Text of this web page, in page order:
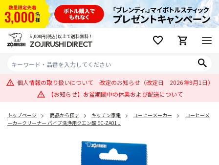
5,000円(税込)以上で送料無料！
ZOJIRUSHI DIRECT
個人情報の取り扱いについて 改定のお知らせ（改定日 2026年9月1日）
【お知らせ】お盆期間中の休業および配送について
トップページ 商品から探す キッチン家電 コーヒーメーカー
コーヒーメ
ーカークリーナー パイプ洗浄用クエン酸 EC-ZA01 J